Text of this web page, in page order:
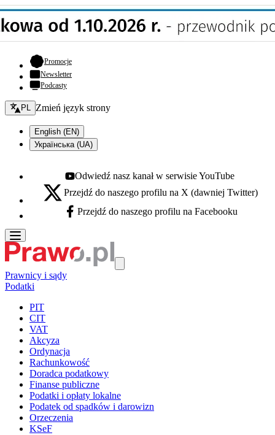
Promocje- otwiera się w nowej karcie
Newsletter
Podcasty
Zmień język - bieżący:
PL Zmień język strony
English (EN)
Українська (UA)
Youtube - otwiera się w nowej karcie
Odwiedź nasz kanał w serwisie YouTube
X - otwiera się w nowej karcie
Przejdź do naszego profilu na X (dawniej Twitter)
Facebook - otwiera się w nowej karcie
Przejdź do naszego profilu na Facebooku
Prawnicy i sądy
Podatki
PIT
CIT
VAT
Akcyza
Ordynacja
Rachunkowość
Doradca podatkowy
Finanse publiczne
Podatki i opłaty lokalne
Podatek od spadków i darowizn
Orzeczenia
KSeF